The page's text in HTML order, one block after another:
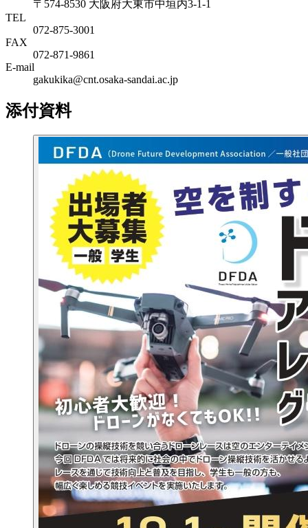
〒574-8530 大阪府大東市中垣内3-1-1
TEL
072-875-3001
FAX
072-871-9861
E-mail
gakukika@cnt.osaka-sandai.ac.jp
添付資料